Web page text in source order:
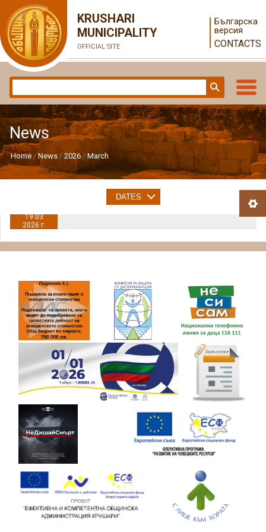
KRUSHARI
MUNICIPALITY
OFFICIAL SITE
Българска
версия
CONTACTS
News
Home News 2026 March
19.03
2026 г.
DATES